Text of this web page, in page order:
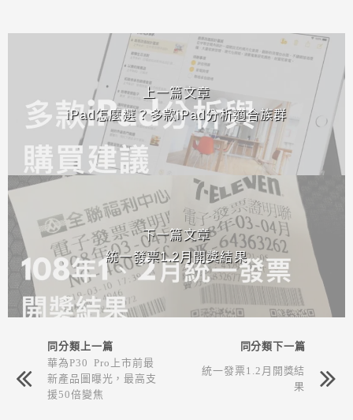
上一篇文章
iPad怎麼選？多款iPad分析適合族群
下一篇文章
統一發票1.2月開獎結果
同分類上一篇
華為P30 Pro上市前最
新產品圖曝光，最高支
援50倍變焦
同分類下一篇
統一發票1.2月開獎結
果